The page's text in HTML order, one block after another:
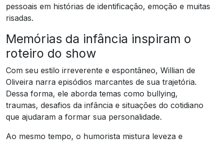
pessoais em histórias de identificação, emoção e muitas
risadas.
Memórias da infância inspiram o
roteiro do show
Com seu estilo irreverente e espontâneo, Willian de
Oliveira narra episódios marcantes de sua trajetória.
Dessa forma, ele aborda temas como bullying,
traumas, desafios da infância e situações do cotidiano
que ajudaram a formar sua personalidade.
Ao mesmo tempo, o humorista mistura leveza e